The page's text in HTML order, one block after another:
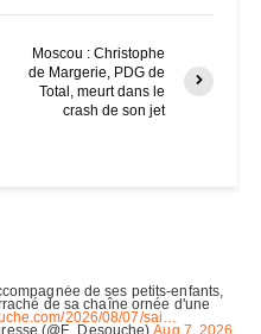
Moscou : Christophe
de Margerie, PDG de
Total, meurt dans le
crash de son jet